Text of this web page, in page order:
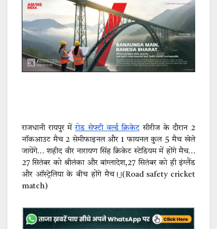
राजधानी रायपुर मेंरोड सेफ्टी वर्ल्ड क्रिकेटसीरीज के दौरान 2
नॉकआउट मैच 2 सेमीफाइनल और 1 फायनल कुल 5 मैच खेले
जायेंगे… शहीद वीर नारायण सिंह क्रिकेट स्टेडियम में होंगे मैच…
27 सितंबर को श्रीलंका और बांग्लादेश,27 सितंबर को ही इंग्लैंड
और ऑस्ट्रेलिया के बीच होंगे मैच। ।(Road safety cricket
match)